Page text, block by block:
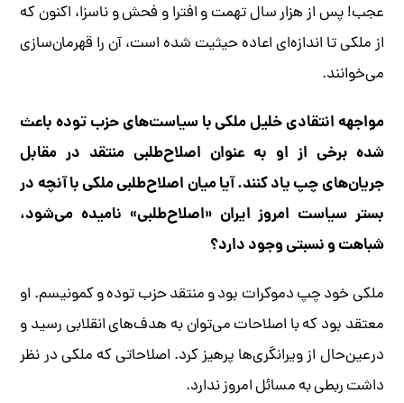
عجب! پس از هزار سال تهمت و افترا و فحش و ناسزا، اکنون که
از ملکی تا اندازه‌ای اعاده حیثیت شده است، آن را قهرمان‌سازی
می‌خوانند.
مواجهه انتقادی خلیل ملکی با سیاست‌های حزب توده باعث
شده برخی از او به عنوان اصلاح‌طلبی منتقد در مقابل
جریان‌های چپ یاد کنند. آیا میان اصلاح‌طلبی ملکی با آنچه در
بستر سیاست امروز ایران «اصلاح‌طلبی» نامیده می‌شود،
شباهت و نسبتی وجود دارد؟
ملکی خود چپ دموکرات بود و منتقد حزب توده و کمونیسم. او
معتقد بود که با اصلاحات می‌توان به هدف‌های انقلابی رسید و
در‌عین‌حال از ویرانگری‌ها پرهیز کرد. اصلاحاتی که ملکی در نظر
داشت ربطی به مسائل امروز ندارد.